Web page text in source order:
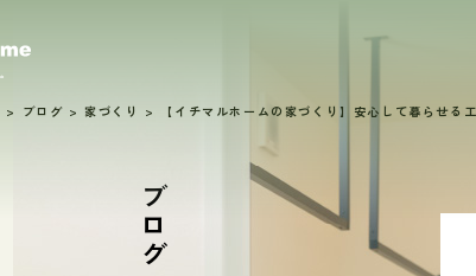
ブログ
> ブログ >家づくり > 【イチマルホームの家づくり】安心して暮らせる